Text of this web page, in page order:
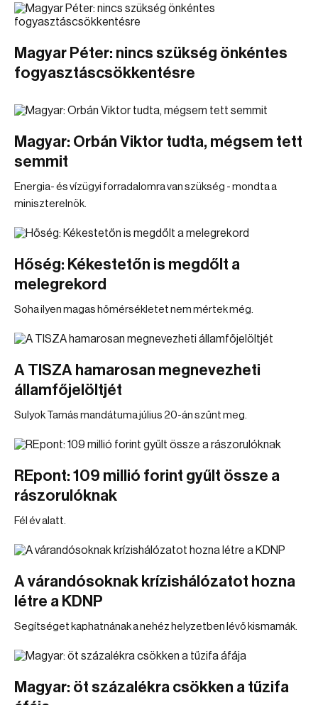
Magyar Péter: nincs szükség önkéntes
fogyasztáscsökkentésre
Magyar: Orbán Viktor tudta, mégsem tett
semmit
Energia- és vízügyi forradalomra van szükség - mondta a
miniszterelnök.
Hőség: Kékestetőn is megdőlt a
melegrekord
Soha ilyen magas hőmérsékletet nem mértek még.
A TISZA hamarosan megnevezheti
államfőjelöltjét
Sulyok Tamás mandátuma július 20-án szűnt meg.
REpont: 109 millió forint gyűlt össze a
rászorulóknak
Fél év alatt.
A várandósoknak krízishálózatot hozna
létre a KDNP
Segítséget kaphatnának a nehéz helyzetben lévő kismamák.
Magyar: öt százalékra csökken a tűzifa